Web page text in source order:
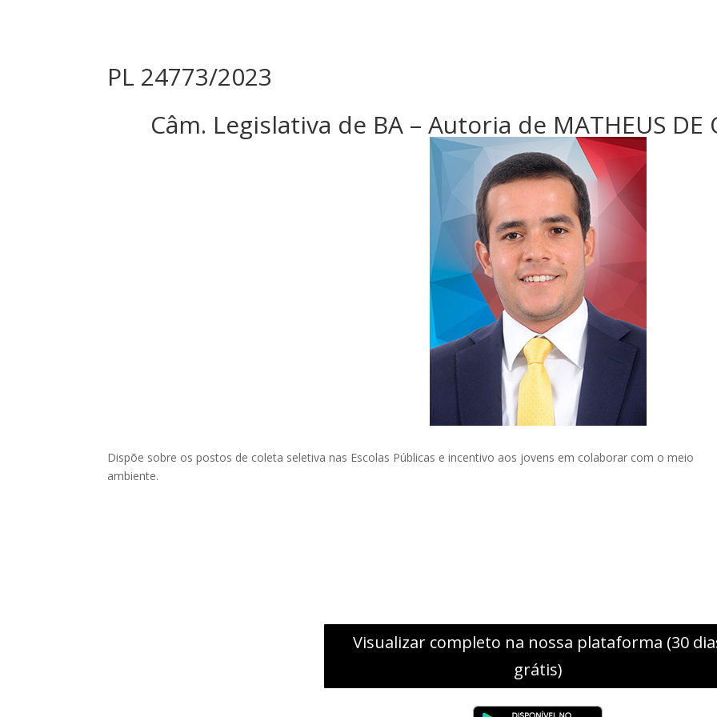
PL 24773/2023
Câm. Legislativa de BA – Autoria de MATHEUS DE
Dispõe sobre os postos de coleta seletiva nas Escolas Públicas e incentivo aos jovens em colaborar com o meio
ambiente.
Visualizar completo na nossa plataforma (30
grátis)